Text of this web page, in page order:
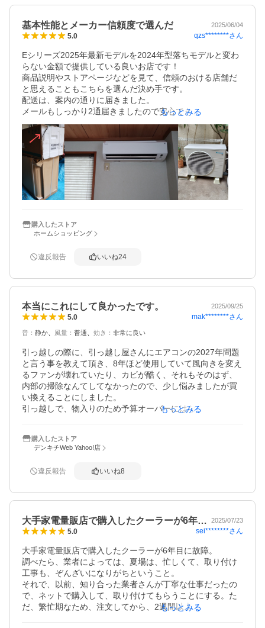
基本性能とメーカー信頼度で選んだ 2025/06/04
5.0 qzs********さん
Eシリーズ2025年最新モデルを2024年型落ちモデルと変わ
らない金額で提供している良いお店です！
商品説明やストアページなどを見て、信頼のおける店舗だ
と思えることもこちらを選んだ決め手です。
配送は、案内の通りに届きました。
メールもしっかり2通届きましたので安心できました。
ただ、室内機の梱包が左右に施してなかったので、届いた
時に発泡スチロールが割れていて、商品に響いていないか
心配しました（大丈夫でした）。室外機はしっかり梱包さ
れていたのに対し、室内機は簡単な梱包だったので、倉庫
内でなのか、ヤマト運輸の配送中でなのかわかりません
が、脇をぶつけてしまったのでしょうが、気を付けて欲し
いですね。
・取り付ける壁のスペースから、高さがコンパクトなもの
・2階から1階への立ちおろし、更に延長し廻して室外機を
・信頼のおけるメーカー
なりました。
が、各メーカー派遣員が自社製品以外に勧められる製品は
ダイキンというのは共通していました。
もっとみる
購入したストア
ホームショッピング
違反報告 いいね24
本当にこれにして良かったです。 2025/09/25
5.0 mak********さん
音 ： 静か 風量 ： 普通 効き ： 非常に良い
引っ越しの際に、引っ越し屋さんにエアコンの2027年問題
と言う事を教えて頂き、8年ほど使用していて風向きを変え
るファンが壊れていたり、カビが酷く、それもそのはず、
内部の掃除なんてしてなかったので、少し悩みましたが買
い換えることにしました。
引っ越しで、物入りのため予算オーバーにはなりました
があるとは知りませんでした。
色々調べても、取り付け工事の方も、やはりダイキンが一
リモコンの機能はたくさんあり、太い字で書かれているの
いきなり自動運転でお任せしています。
息の私には有り難いですし、エアコン内部の汚れを落と
し、乾燥させ、カビやニオイを抑えてくれる機能はこれま
安価なうちに良いものに買い替えができて大満足です。
使い始めたばかりで、耐久性はわかりません。長持ちして
くれるといいなぁと期待しています。
もっとみる
購入したストア
デンキチWeb Yahoo!店
違反報告 いいね8
大手家電量販店で購入したクーラーが6年… 2025/07/23
5.0 sei********さん
大手家電量販店で購入したクーラーが6年目に故障。
調べたら、業者によっては、夏場は、忙しくて、取り付け
工事も、ぞんざいになりがちということ。
それで、以前、知り合った業者さんが丁寧な仕事だったの
で、ネットで購入して、取り付けてもらうことにする。た
だ、繁忙期なため、注文してから、2週間以上、待つことに
もっとみる